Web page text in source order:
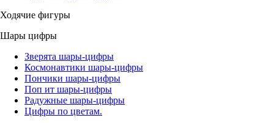
Ходячие фигуры
Шары цифры
Зверята шары-цифры
Космонавтики шары-цифры
Пончики шары-цифры
Поп ит шары-цифры
Радужные шары-цифры
Цифры по цветам.